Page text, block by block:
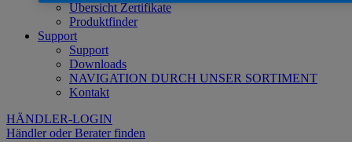
Übersicht Zertifikate
Produktfinder
Support
Support
Downloads
NAVIGATION DURCH UNSER SORTIMENT
Kontakt
HÄNDLER-LOGIN
Händler oder Berater finden